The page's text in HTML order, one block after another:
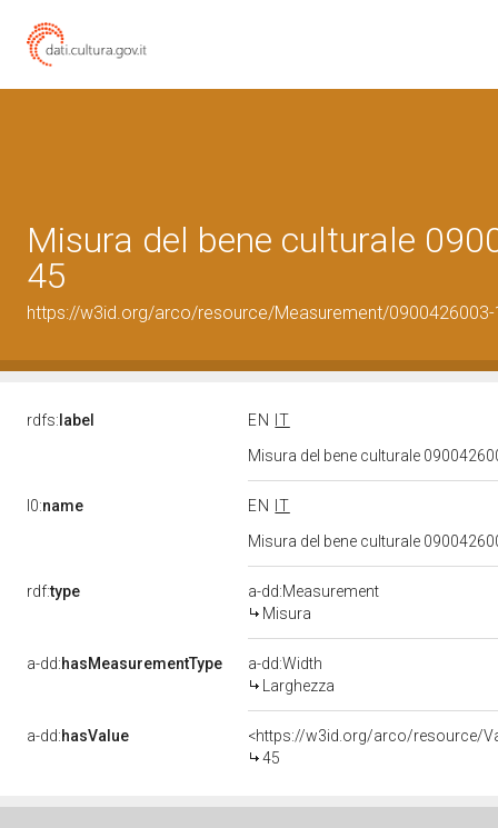
Misura del bene culturale
45
https://w3id.org/arco/resource/Measurement/0900426003-
rdfs: label EN
IT
Misura del bene culturale
l0:name EN
IT
Misura del bene culturale
rdf:type
a-dd:Measurement
Misura
a-dd:hasMeasurementType
a-dd:Width
Larghezza
a-dd:hasValue
<https://w3id.org/arco/resource/
45